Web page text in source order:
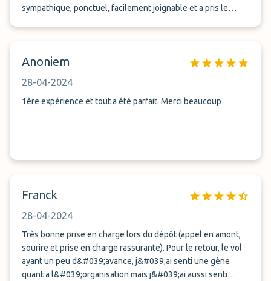
sympathique, ponctuel, facilement joignable et a pris le
Anoniem
28-04-2024
1ère expérience et tout a été parfait. Merci beaucoup
Franck
28-04-2024
Très bonne prise en charge lors du dépôt (appel en amont,
sourire et prise en charge rassurante). Pour le retour, le vol
ayant un peu d&#039;avance, j&#039;ai senti une gène
quant a l&#039;organisation mais j&#039;ai aussi senti